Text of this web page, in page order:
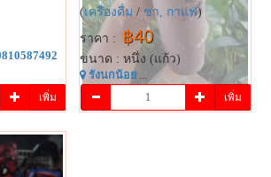
เพิ่ม
(เครื่องดื่ม / ชา, กาแฟ)
ราคา : ฿40
ขนาด : หนึ่ง (แก้ว)
รังนกน้อย ...
เพิ่ม